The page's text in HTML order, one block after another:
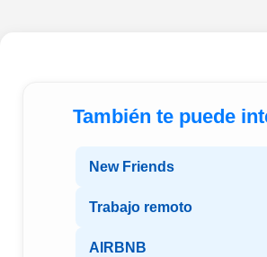
También te puede
New Friends
Trabajo remoto
AIRBNB